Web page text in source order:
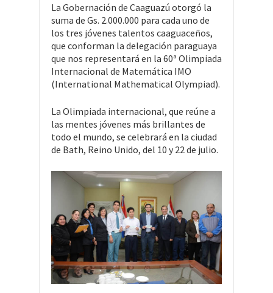
La Gobernación de Caaguazú otorgó la
suma de Gs. 2.000.000 para cada uno de
los tres jóvenes talentos caaguaceños,
que conforman la delegación paraguaya
que nos representará en la 60ª Olimpiada
Internacional de Matemática IMO
(International Mathematical Olympiad).
La Olimpiada internacional, que reúne a
las mentes jóvenes más brillantes de
todo el mundo, se celebrará en la ciudad
de Bath, Reino Unido, del 10 y 22 de julio.